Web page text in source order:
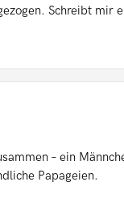
Schreibt mir
– ein
Papageien.